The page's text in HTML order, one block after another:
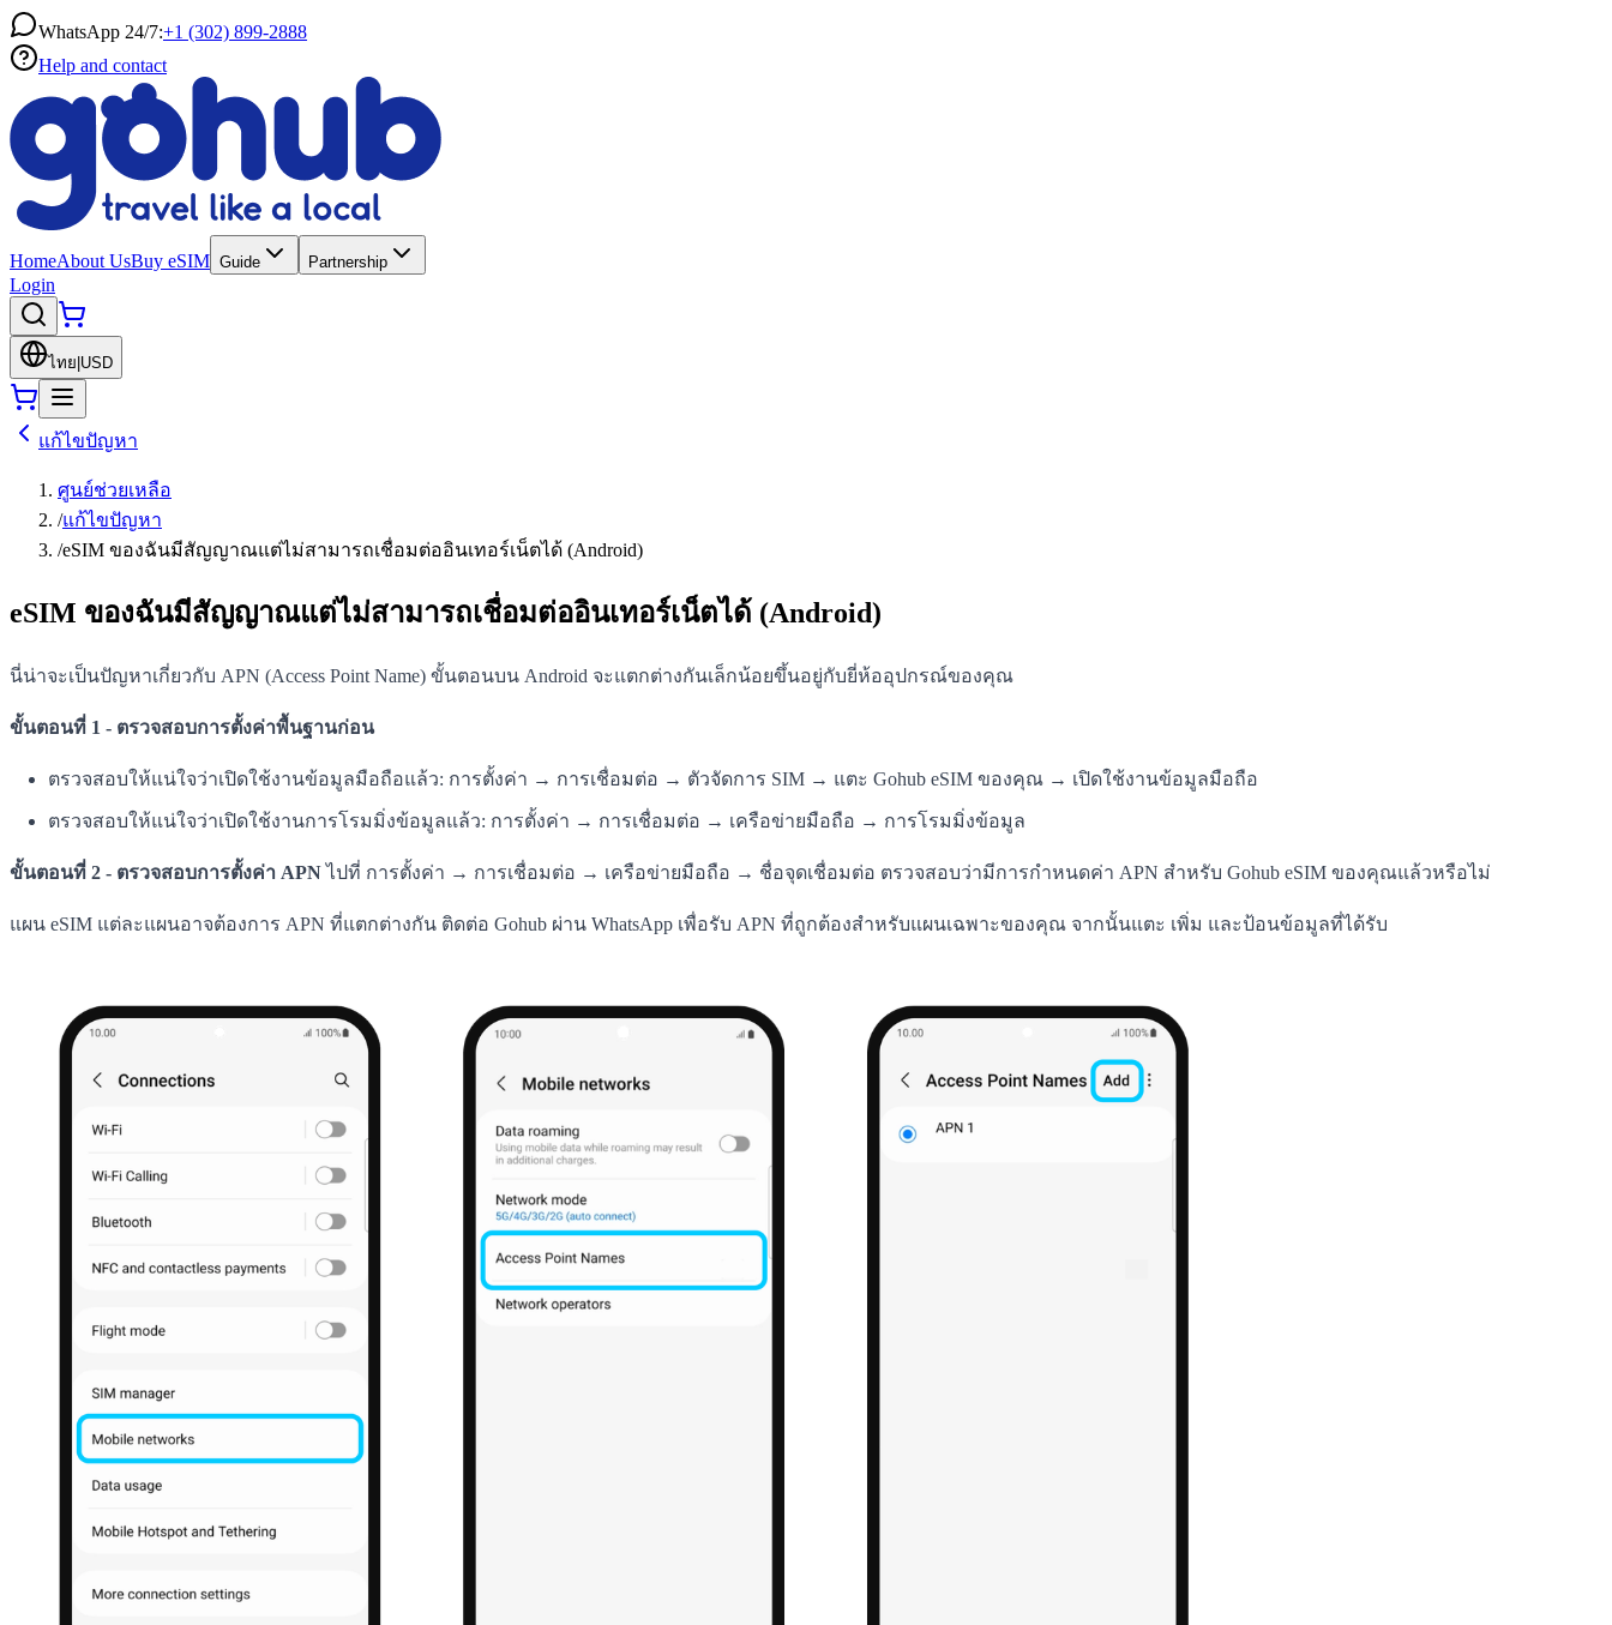
WhatsApp 24/7:+1 (302) 899-2888
Help and contact
HomeAbout UsBuy eSIM Guide Partnership
Login
ไทย USD
แก้ไขปัญหา
ศูนย์ช่วยเหลือ
/แก้ไขปัญหา
/eSIM ของฉันมีสัญญาณแต่ไม่สามารถเชื่อมต่ออินเทอร์เน็ตได้ (Android)
eSIM ของฉันมีสัญญาณแต่ไม่สามารถเชื่อมต่ออินเทอร์เน็ตได้ (Android)
นี่น่าจะเป็นปัญหาเกี่ยวกับ APN (Access Point Name) ขั้นตอนบน Android จะแตกต่างกันเล็กน้อยขึ้นอยู่กับยี่ห้ออุปกรณ์ของคุณ
ขั้นตอนที่ 1 - ตรวจสอบการตั้งค่าพื้นฐานก่อน
ตรวจสอบให้แน่ใจว่าเปิดใช้งานข้อมูลมือถือแล้ว: การตั้งค่า → การเชื่อมต่อ → ตัวจัดการ SIM → แตะ Gohub eSIM ของคุณ → เปิดใช้งานข้อมูลมือถือ
ตรวจสอบให้แน่ใจว่าเปิดใช้งานการโรมมิ่งข้อมูลแล้ว: การตั้งค่า → การเชื่อมต่อ → เครือข่ายมือถือ → การโรมมิ่งข้อมูล
ขั้นตอนที่ 2 - ตรวจสอบการตั้งค่า APNไปที่ การตั้งค่า → การเชื่อมต่อ → เครือข่ายมือถือ → ชื่อจุดเชื่อมต่อ ตรวจสอบว่ามีการกำหนดค่า APN สำหรับ Gohub eSIM ของคุณแล้วหรือไม่
แผน eSIM แต่ละแผนอาจต้องการ APN ที่แตกต่างกัน ติดต่อ Gohub ผ่าน WhatsApp เพื่อรับ APN ที่ถูกต้องสำหรับแผนเฉพาะของคุณ จากนั้นแตะ เพิ่ม และป้อนข้อมูลที่ได้รับ